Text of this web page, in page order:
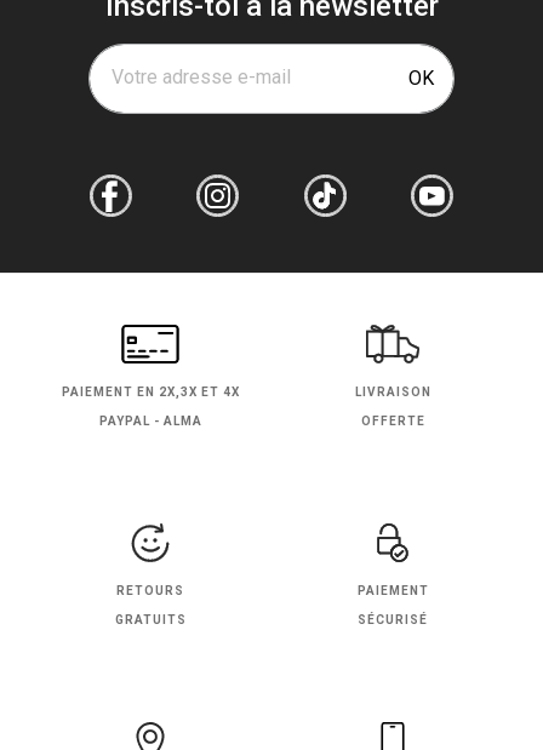
Votre adresse e-mail OK
PAIEMENT EN 2X,3X ET 4X
PAYPAL - ALMA
LIVRAISON
OFFERTE
RETOURS
GRATUITS
PAIEMENT
SÉCURISÉ